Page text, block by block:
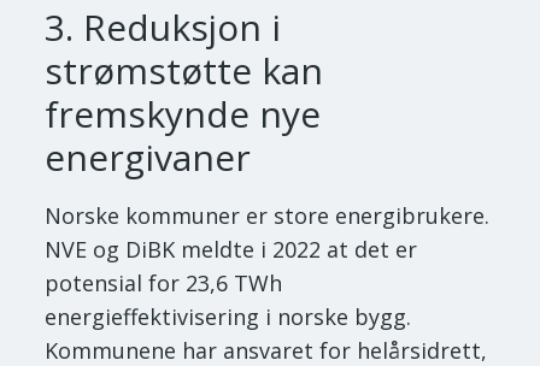
3. Reduksjon i
strømstøtte kan
fremskynde nye
energivaner
Norske kommuner er store energibrukere.
NVE og DiBK meldte i 2022 at det er
potensial for 23,6 TWh
energieffektivisering i norske bygg.
Kommunene har ansvaret for helårsidrett,